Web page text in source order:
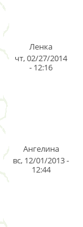
Ленка
чт, 02/27/2014
- 12:16
Ангелина
вс, 12/01/2013 -
12:44